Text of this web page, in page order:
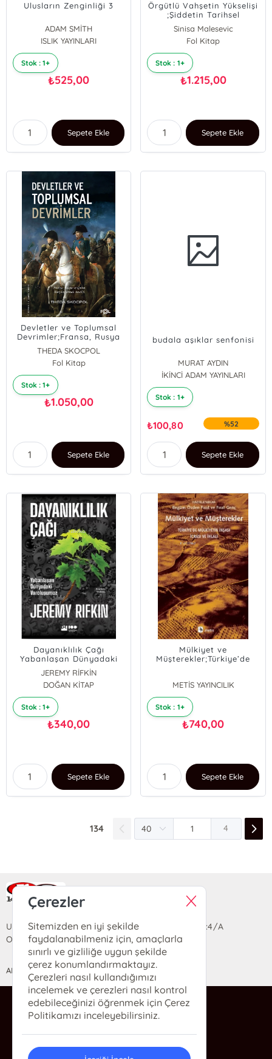
Ulusların Zenginliği 3
ADAM SMİTH
ISLIK YAYINLARI
Stok : 1+
₺525,00
Sepete Ekle
Örgütlü Vahşetin Yükselişi
;Şiddetin Tarihsel
Sosyolojisi
Sinisa Malesevic
Fol Kitap
Stok : 1+
₺1.215,00
Sepete Ekle
Devletler ve Toplumsal
Devrimler;Fransa, Rusya
ve Çin’in Karşılaştırmalı
Analizi
THEDA SKOCPOL
Fol Kitap
Stok : 1+
₺1.050,00
Sepete Ekle
budala aşıklar senfonisi
MURAT AYDIN
İKİNCİ ADAM YAYINLARI
Stok : 1+
₺100,80 %52
Sepete Ekle
Dayanıklılık Çağı
Yabanlaşan Dünyadaki
Varoluşumuz
JEREMY RİFKİN
DOĞAN KİTAP
Stok : 1+
₺340,00
Sepete Ekle
Mülkiyet ve
Müşterekler;Türkiye’de
METİS YAYINCILIK
Stok : 1+
₺740,00
Sepete Ekle
134 4
Ra Yayın Kitabevi
Uzun Sokak Saray Çarşısı Lara Sineması Girişi No:4/A
Ortahisar/TRABZON
ANASAYFA YARDIM İLETİŞİM
ra@rakitap.com
0(462) 326 49 71
Çerezler
Sitemizden en iyi şekilde
faydalanabilmeniz için, amaçlarla
sınırlı ve gizliliğe uygun şekilde
çerez konumlandırmaktayız.
Çerezleri nasıl kullandığımızı
incelemek ve çerezleri nasıl kontrol
edebileceğinizi öğrenmek için Çerez
Politikamızı inceleyebilirsiniz.